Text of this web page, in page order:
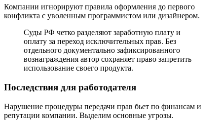
Компании игнорируют правила оформления до первого
конфликта с уволенным программистом или дизайнером.
Суды РФ четко разделяют заработную плату и
оплату за переход исключительных прав. Без
отдельного документально зафиксированного
вознаграждения автор сохраняет право запретить
использование своего продукта.
Последствия для работодателя
Нарушение процедуры передачи прав бьет по финансам и
репутации компании. Выделим основные угрозы.